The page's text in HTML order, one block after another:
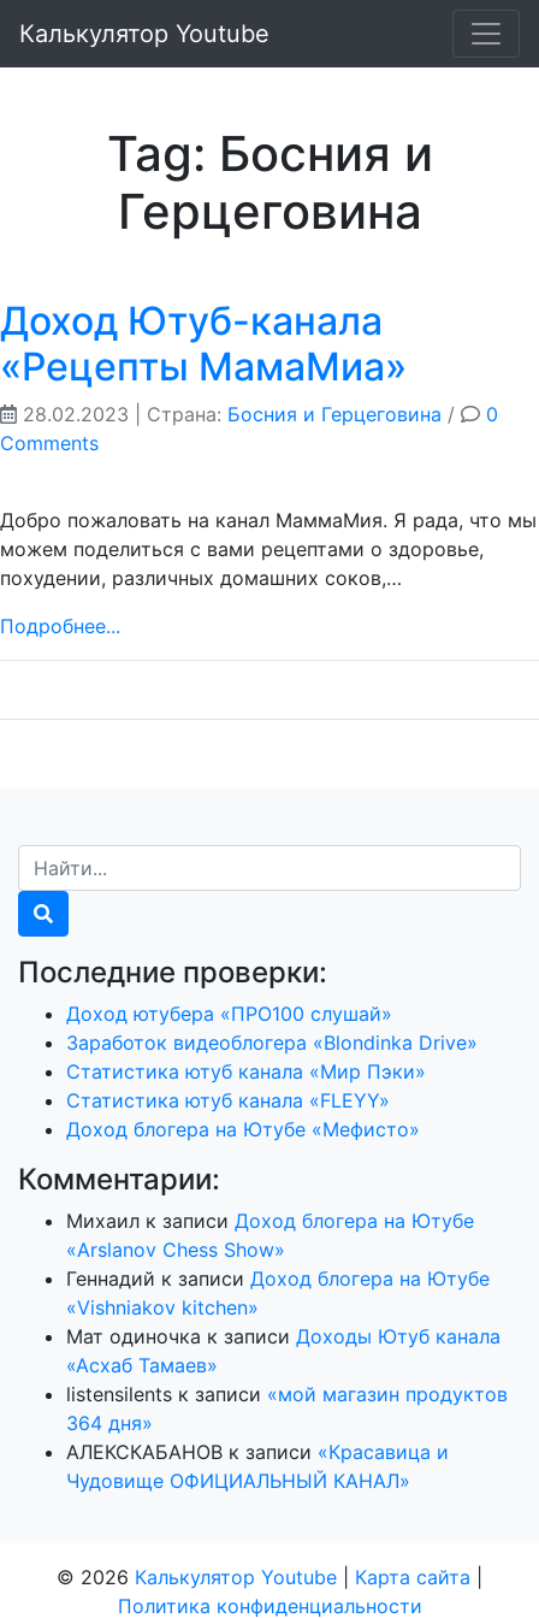
Калькулятор Youtube
Tag: Босния и
Герцеговина
Доход Ютуб-канала
«Рецепты МамаМиа»
28.02.2023 | Страна: Босния и Герцеговина /
0
Comments
Добро пожаловать на канал МаммаМия. Я рада, что мы
можем поделиться с вами рецептами о здоровье,
похудении, различных домашних соков,…
Подробнее...
Последние проверки:
Доход ютубера «ПРО100 слушай»
Заработок видеоблогера «Blondinka Drive»
Статистика ютуб канала «Мир Пэки»
Статистика ютуб канала «FLEYY»
Доход блогера на Ютубе «Мефисто»
Комментарии:
Михаил к записи Доход блогера на Ютубе
«Arslanov Chess Show»
Геннадий к записи Доход блогера на Ютубе
«Vishniakov kitchen»
Мат одиночка к записи Доходы Ютуб канала
«Асхаб Тамаев»
listensilents к записи «мой магазин продуктов
364 дня»
АЛЕКСКАБАНОВ к записи «Красавица и
Чудовище ОФИЦИАЛЬНЫЙ КАНАЛ»
© 2026 Калькулятор Youtube Карта сайта
Политика конфиденциальности